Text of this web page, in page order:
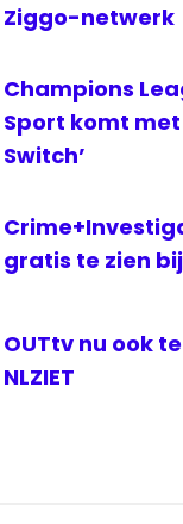
Ziggo-netwerk
Champions
Sport komt met
Switch’
gratis te zien
OUTtv nu ook
NLZIET